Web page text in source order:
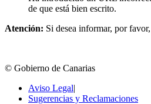
de que está bien escrito.
Atención: Si desea informar, por
© Gobierno de Canarias
Aviso Legal|
Sugerencias y Reclamaciones